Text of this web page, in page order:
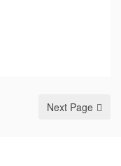
Next Page